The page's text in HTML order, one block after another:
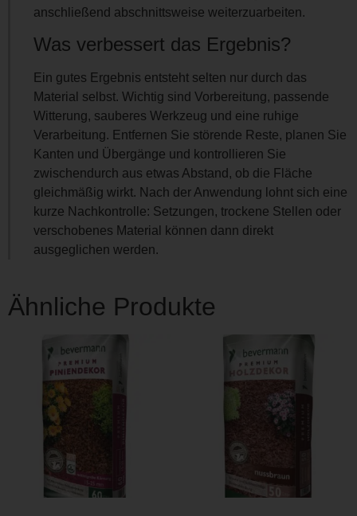
anschließend abschnittsweise weiterzuarbeiten.
Was verbessert das Ergebnis?
Ein gutes Ergebnis entsteht selten nur durch das
Material selbst. Wichtig sind Vorbereitung, passende
Witterung, sauberes Werkzeug und eine ruhige
Verarbeitung. Entfernen Sie störende Reste, planen Sie
Kanten und Übergänge und kontrollieren Sie
zwischendurch aus etwas Abstand, ob die Fläche
gleichmäßig wirkt. Nach der Anwendung lohnt sich eine
kurze Nachkontrolle: Setzungen, trockene Stellen oder
verschobenes Material können dann direkt
ausgeglichen werden.
Ähnliche Produkte